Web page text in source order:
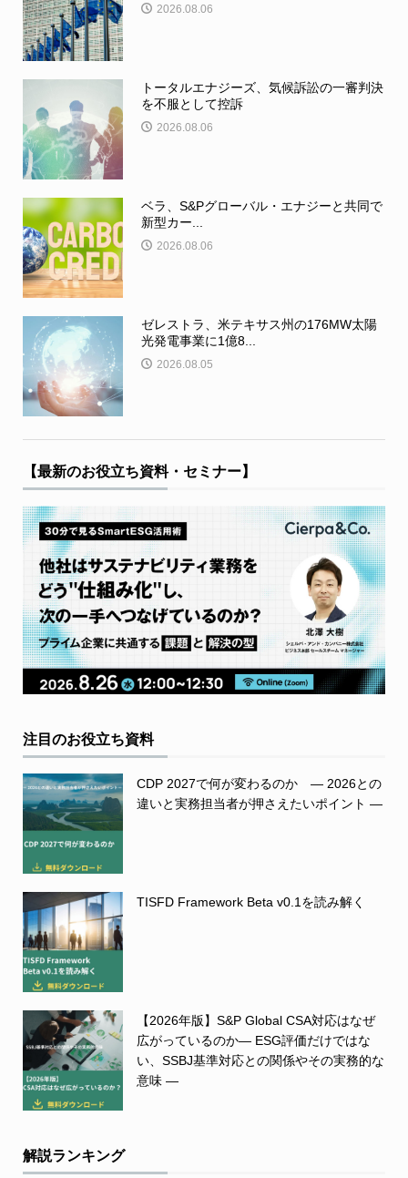
2026.08.06
トータルエナジーズ、気候訴訟の一審判決
を不服として控訴
2026.08.06
ベラ、S&Pグローバル・エナジーと共同で
新型カー...
2026.08.06
ゼレストラ、米テキサス州の176MW太陽
光発電事業に1億8...
2026.08.05
【最新のお役立ち資料・セミナー】
注目のお役立ち資料
CDP 2027で何が変わるのか ― 2026との
違いと実務担当者が押さえたいポイント ―
TISFD Framework Beta v0.1を読み解く
【2026年版】S&P Global CSA対応はなぜ
広がっているのか― ESG評価だけではな
い、SSBJ基準対応との関係やその実務的な
意味 ―
解説ランキング